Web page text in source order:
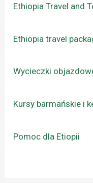
Ethiopia Travel and
Ethiopia travel
Wycieczki
Kursy barmańskie i
Pomoc dla Etiopii